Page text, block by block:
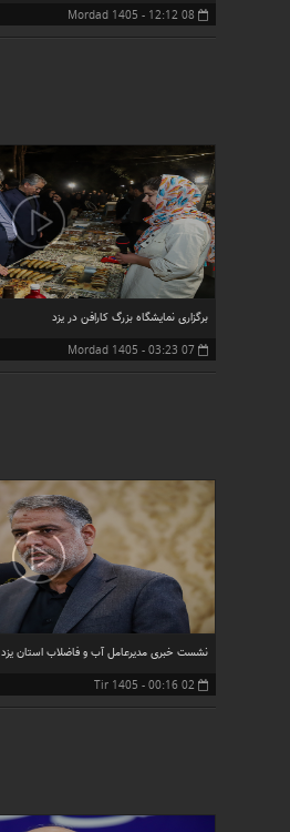
08 Mordad 1405 - 12:12
برگزاری نمایشگاه بزرگ کارافن در یزد
07 Mordad 1405 - 03:23
نشست خبری مدیرعامل آب و فاضلاب استان یزد
02 Tir 1405 - 00:16